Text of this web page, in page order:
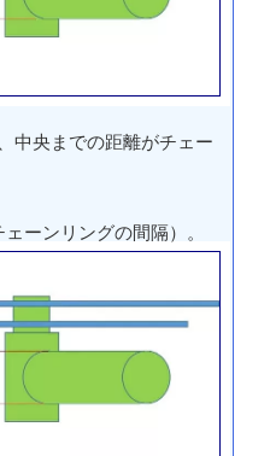
中央までの距離がチェー
ーンリングの間隔）。